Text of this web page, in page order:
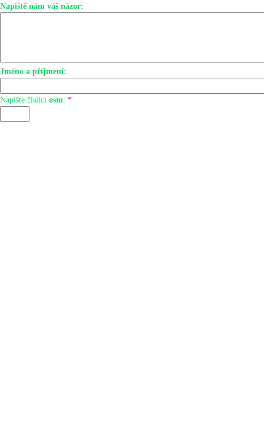
Napiště nám váš názor:
Jméno a příjmení:
Napište číslici osm: *